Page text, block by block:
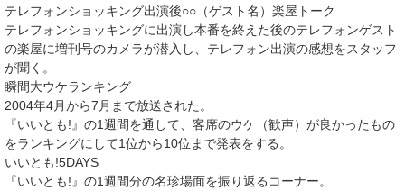
テレフォンショッキング出演後○○（ゲスト名）楽屋トーク
テレフォンショッキングに出演し本番を終えた後のテレフォンゲスト
の楽屋に増刊号のカメラが潜入し、テレフォン出演の感想をスタッフ
が聞く。
瞬間大ウケランキング
2004年4月から7月まで放送された。
『いいとも!』の1週間を通して、客席のウケ（歓声）が良かったもの
をランキングにして1位から10位まで発表をする。
いいとも!5DAYS
『いいとも!』の1週間分の名珍場面を振り返るコーナー。